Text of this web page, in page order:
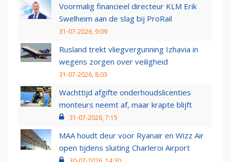
Voormalig financieel directeur KLM Erik
Swelheim aan de slag bij ProRail
31-07-2026, 9:09
Rusland trekt vliegvergunning Izhavia in
wegens zorgen over veiligheid
31-07-2026, 8:03
Wachttijd afgifte onderhoudslicenties
monteurs neemt af, maar krapte blijft
31-07-2026, 7:15
MAA houdt deur voor Ryanair en Wizz Air
open tijdens sluiting Charleroi Airport